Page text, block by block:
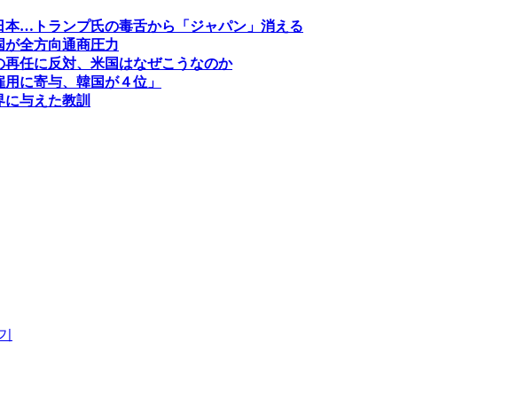
…トランプ氏の毒舌から「ジャパン」消える
全方向通商圧力
任に反対、米国はなぜこうなのか
に寄与、韓国が４位」
与えた教訓